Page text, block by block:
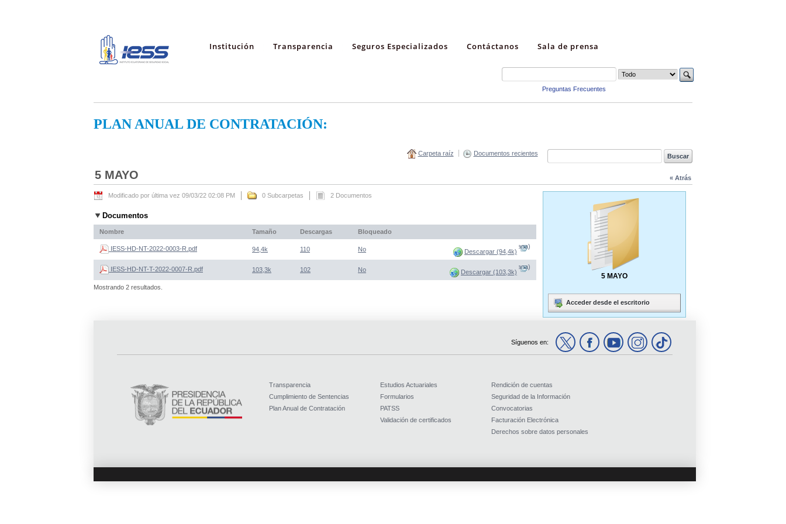
Institución Transparencia Seguros Especializados Contáctanos Sala de prensa
Preguntas Frecuentes
PLAN ANUAL DE CONTRATACIÓN:
Carpeta raíz Documentos recientes
« Atrás
5 MAYO
Modificado por última vez 09/03/22 02:08 PM 0 Subcarpetas 2 Documentos
Documentos
Nombre Tamaño Descargas Bloqueado
IESS-HD-NT-2022-0003-R.pdf 94,4k 110 No Descargar (94,4k)
(Abre una nueva ventana)
IESS-HD-NT-T-2022-0007-R.pdf 103,3k 102 No Descargar (103,3k)
(Abre una nueva ventana)
Mostrando 2 resultados.
5 MAYO
Acceder desde el escritorio
Síguenos en:
Transparencia
Cumplimiento de Sentencias
Plan Anual de Contratación
Estudios Actuariales
Formularios
PATSS
Validación de certificados
Rendición de cuentas
Seguridad de la Información
Convocatorias
Facturación Electrónica
Derechos sobre datos personales